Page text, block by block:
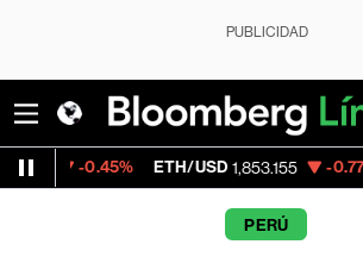
PUBLICIDAD
ETH/USD 1,853.155 -0.77% Visa
PERÚ